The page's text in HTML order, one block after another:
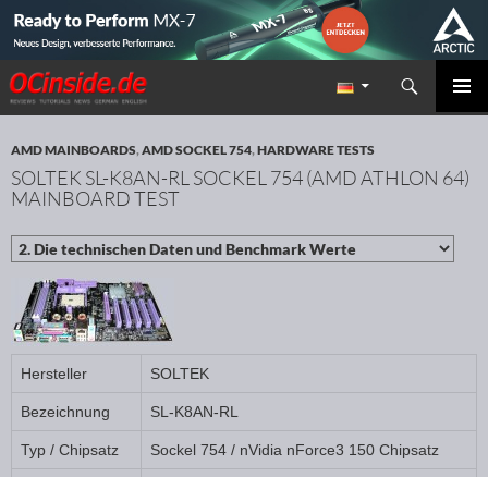
Redaktion ocinside.de PC Hardware Portal
Suchen
ZUM INHALT SPRINGEN
AMD MAINBOARDS,AMD SOCKEL 754,HARDWARE TESTS
SOLTEK SL-K8AN-RL SOCKEL 754 (AMD ATHLON 64)
MAINBOARD TEST
Hersteller SOLTEK
Bezeichnung SL-K8AN-RL
Typ / Chipsatz Sockel 754 / nVidia nForce3 150 Chipsatz